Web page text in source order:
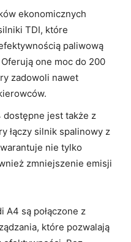
ekonomicznych
TDI, które
paliwową
one moc do 200
zadowoli nawet
dostępne jest także z
łączy silnik spalinowy z
nie tylko
zmniejszenie emisji
A4 są połączone z
które pozwalają